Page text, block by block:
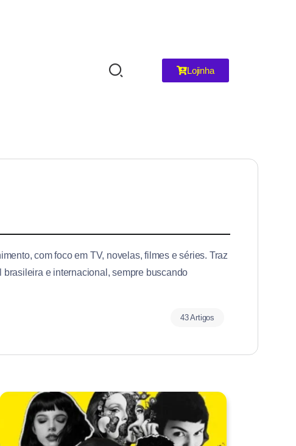
Lojinha
com foco em TV, novelas, filmes e séries. Traz
e internacional, sempre buscando
43 Artigos